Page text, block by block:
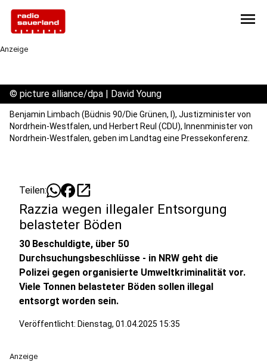
menu
Anzeige
© picture alliance/dpa | David Young
Benjamin Limbach (Büdnis 90/Die Grünen, l), Justizminister von
Nordrhein-Westfalen, und Herbert Reul (CDU), Innenminister von
Nordrhein-Westfalen, geben im Landtag eine Pressekonferenz.
Teilen: open_in_new
Razzia wegen illegaler Entsorgung
belasteter Böden
30 Beschuldigte, über 50
Durchsuchungsbeschlüsse - in NRW geht die
Polizei gegen organisierte Umweltkriminalität vor.
Viele Tonnen belasteter Böden sollen illegal
entsorgt worden sein.
Veröffentlicht: Dienstag, 01.04.2025 15:35
Anzeige